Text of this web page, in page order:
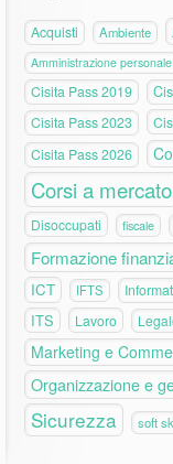
Acquisti Ambiente
Amministrazione personale
Cisita Pass 2019
Cisita Pass 2023
Cisita Pass 2026
Corsi a mercato
Disoccupati fiscale
Formazione
ICT IFTS
ITS
Lavoro
Marketing e
Organizzazione e
Sicurezza soft